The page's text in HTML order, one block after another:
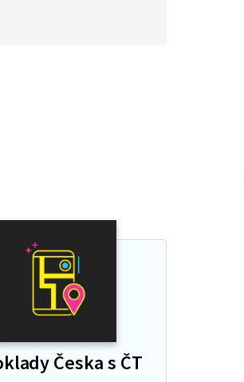
což se odrazilo
Česka s ČT